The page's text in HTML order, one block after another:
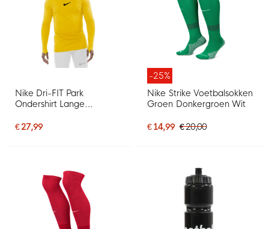
Nike Dri-FIT Park
Ondershirt Lange
€ 27,99
-25%
Nike Strike Voetbalsokken
Groen Donkergroen Wit
€ 14,99 € 20,00